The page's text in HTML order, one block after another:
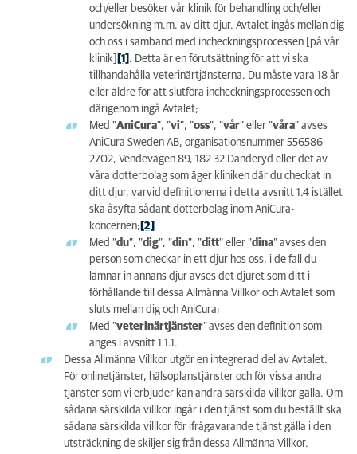
och/eller besöker vår klinik för behandling och/eller
undersökning m.m. av ditt djur. Avtalet ingås mellan dig
och oss i samband med incheckningsprocessen [på vår
klinik]
[1] . Detta är en förutsättning för att vi ska
tillhandahålla veterinärtjänsterna. Du måste vara 18 år
eller äldre för att slutföra incheckningsprocessen och
därigenom ingå Avtalet;
Med ”AniCura”, ”vi”, ”oss”, ”vår” eller ”våra” avses
AniCura Sweden AB, organisationsnummer 556586-
2702, Vendevägen 89, 182 32 Danderyd eller det av
våra dotterbolag som äger kliniken där du checkat in
ditt djur, varvid definitionerna i detta avsnitt 1.4 istället
ska åsyfta sådant dotterbolag inom AniCura-
koncernen; [2]
Med ”du”, ”dig”, ”din”, ”ditt” eller ”dina” avses den
person som checkar in ett djur hos oss, i de fall du
lämnar in annans djur avses det djuret som ditt i
förhållande till dessa Allmänna Villkor och Avtalet som
sluts mellan dig och AniCura;
Med ”veterinärtjänster”avses den definition som
anges i avsnitt 1.1.1.
Dessa Allmänna Villkor utgör en integrerad del av Avtalet.
För onlinetjänster, hälsoplanstjänster och för vissa andra
tjänster som vi erbjuder kan andra särskilda villkor gälla. Om
sådana särskilda villkor ingår i den tjänst som du beställt ska
sådana särskilda villkor för ifrågavarande tjänst gälla i den
utsträckning de skiljer sig från dessa Allmänna Villkor.